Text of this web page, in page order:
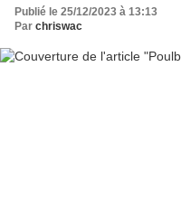
Publié le 25/12/2023 à 13:13
Par chriswac